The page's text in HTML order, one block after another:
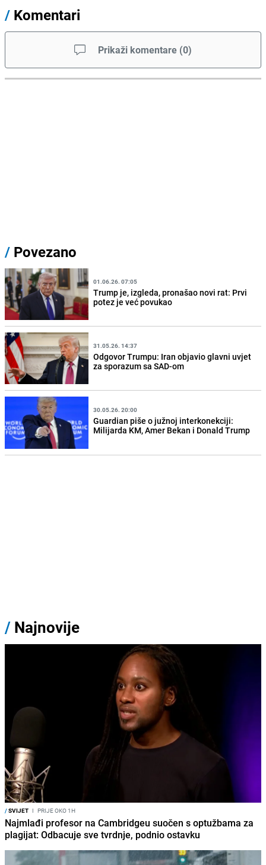
/ Komentari
Prikaži komentare (0)
/ Povezano
01.06.26. 07:05
Trump je, izgleda, pronašao novi rat: Prvi
potez je već povukao
31.05.26. 14:37
Odgovor Trumpu: Iran objavio glavni uvjet
za sporazum sa SAD-om
30.05.26. 20:00
Guardian piše o južnoj interkonekciji:
Milijarda KM, Amer Bekan i Donald Trump
/ Najnovije
/SVIJET I PRIJE OKO 1H
Najmlađi profesor na Cambridgeu suočen s optužbama za
plagijat: Odbacuje sve tvrdnje, podnio ostavku